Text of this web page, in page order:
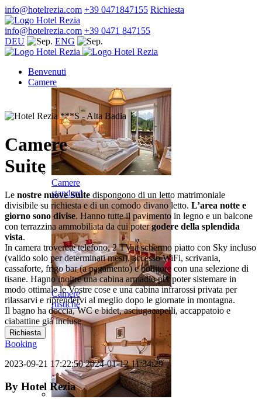
info@hotelrezia.com +39 0471847155 Richiesta
info@hotelrezia.com +39 0471 847155
DEU
ENG
Benvenuti
Camere
Camere
standard
Camere
rustiche
Camere
Suite
Le nostre nuove Suite dispongono di un letto matrimoniale
divisibile su richiesta e di un comodo divano letto. L’area notte e
giorno sono divise. Hanno tutte il pavimento in legno e un balcone
con terrazzina ammobiliata da cui potergodere della splendida
vista.
In camera troverete telefono, 2 TV a schermo piatto con Sky incluso
(valido solo per determinati mesi), accesso WiFi, scrivania,
cassaforte, frigo bar (a pagamento) e bollitore con una selezione di
tisane. Hanno inoltre una cabina armadio per poter sistemare in
modo ottimale le Vostre cose e una cabina infrarossi privata per
rilassarvi e riprendervi al meglio dopo le giornate in montagna.
Il bagno ha doccia, WC e bidet, asciugacapelli, accappatoio e
ciabattine giá incluse
Richiesta
Booking
2023-09-21 17:22:502024-01-12 11:34:29
By Hotel Rezia